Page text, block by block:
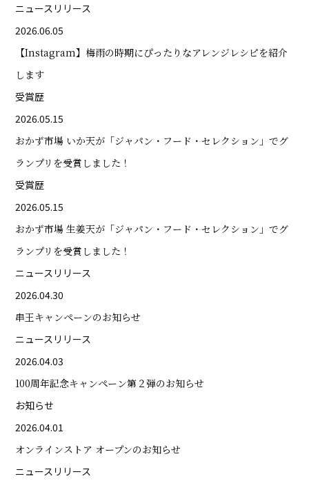
ニュースリリース
2026.06.05
【Instagram】梅雨の時期にぴったりなアレンジレシピを紹介
します
受賞歴
2026.05.15
おかず市場 いか天が「ジャパン・フード・セレクション」でグ
ランプリを受賞しました！
受賞歴
2026.05.15
おかず市場 生姜天が「ジャパン・フード・セレクション」でグ
ランプリを受賞しました！
ニュースリリース
2026.04.30
串王キャンペーンのお知らせ
ニュースリリース
2026.04.03
100周年記念キャンペーン第２弾のお知らせ
お知らせ
2026.04.01
オンラインストア オープンのお知らせ
ニュースリリース